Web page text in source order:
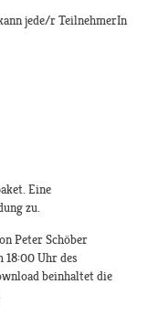
jede/r TeilnehmerIn
Eine
zu.
Peter Schöber
Uhr des
beinhaltet die